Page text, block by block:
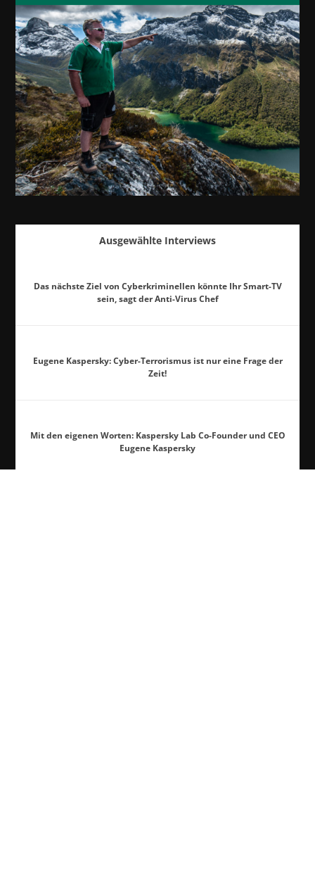
Ausgewählte Interviews
Das nächste Ziel von Cyberkriminellen könnte Ihr Smart-TV
sein, sagt der Anti-Virus Chef
Eugene Kaspersky: Cyber-Terrorismus ist nur eine Frage der
Zeit!
Mit den eigenen Worten: Kaspersky Lab Co-Founder und CEO
Eugene Kaspersky